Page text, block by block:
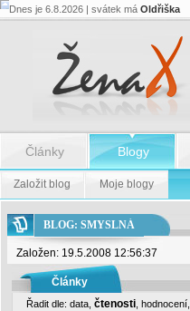
Dnes je 6.8.2026 | svátek má Oldřiška
Články Blogy
Založit blog Moje blogy
BLOG: SMYSLNÁ
Založen: 19.5.2008 12:56:37
Články
Řadit dle: data čtenosti hodnocení